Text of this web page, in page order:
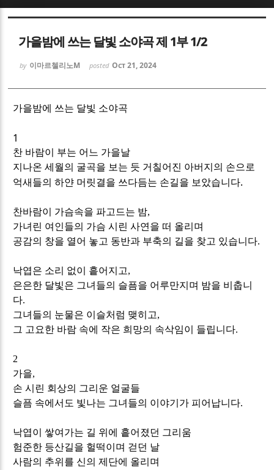
가을밤에 쓰는 달빛 소야곡 제 1부 1/2
by 이마르첼리노M posted Oct 21, 2024
가을밤에 쓰는 달빛 소야곡
1
찬 바람이 부는 어느 가을날
지나온 세월의 굴곡을 보는 듯 거칠어진 아버지의 손으로
억새들의 하얀 머릿결을 쓰다듬는 손길을 보았습니다.
찬바람이 가슴속을 파고드는 밤,
가녀린 여인들의 가슴 시린 사연을 떠 올리며
공감의 창을 열어 놓고 동반과 부축의 길을 찾고 있습니다.
낙엽은 소리 없이 흩어지고,
은은한 달빛은 그녀들의 슬픔을 어루만지며 밤을 비춥니
다.
그녀들의 눈물은 이슬처럼 맺히고,
그 고요한 바람 속에 작은 희망의 속삭임이 들립니다.
2
가을,
손 시린 회상의 그리운 얼굴들
슬픔 속에서도 빛나는 그녀들의 이야기가 피어납니다.
낙엽이 쌓여가는 길 위에 흩어졌던 그리움
험준한 등산길을 헐떡이며 걷던 날
사람의 추위를 신의 제단에 올리며
Sketchbook5, 스케치북5
Sketchbook5, 스케치북5
Sketchbook5, 스케치북5
Sketchbook5, 스케치북5